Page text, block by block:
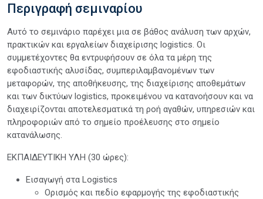
Περιγραφή σεμιναρίου
Αυτό το σεμινάριο παρέχει μια σε βάθος ανάλυση των αρχών,
πρακτικών και εργαλείων διαχείρισης logistics. Οι
συμμετέχοντες θα εντρυφήσουν σε όλα τα μέρη της
εφοδιαστικής αλυσίδας, συμπεριλαμβανομένων των
μεταφορών, της αποθήκευσης, της διαχείρισης αποθεμάτων
και των δικτύων logistics, προκειμένου να κατανοήσουν και να
διαχειρίζονται αποτελεσματικά τη ροή αγαθών, υπηρεσιών και
πληροφοριών από το σημείο προέλευσης στο σημείο
κατανάλωσης.
ΕΚΠΑΙΔΕΥΤΙΚΗ ΥΛΗ (30 ώρες):
Εισαγωγή στα Logistics
Ορισμός και πεδίο εφαρμογής της εφοδιαστικής